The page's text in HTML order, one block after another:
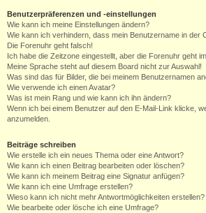
Benutzerpräferenzen und -einstellungen
Wie kann ich meine Einstellungen ändern?
Wie kann ich verhindern, dass mein Benutzername in der
Die Forenuhr geht falsch!
Ich habe die Zeitzone eingestellt, aber die Forenuhr geht
Meine Sprache steht auf diesem Board nicht zur Auswahl!
Was sind das für Bilder, die bei meinem Benutzernamen
Wie verwende ich einen Avatar?
Was ist mein Rang und wie kann ich ihn ändern?
Wenn ich bei einem Benutzer auf den E-Mail-Link klicke,
anzumelden.
Beiträge schreiben
Wie erstelle ich ein neues Thema oder eine Antwort?
Wie kann ich einen Beitrag bearbeiten oder löschen?
Wie kann ich meinem Beitrag eine Signatur anfügen?
Wie kann ich eine Umfrage erstellen?
Wieso kann ich nicht mehr Antwortmöglichkeiten erstellen?
Wie bearbeite oder lösche ich eine Umfrage?